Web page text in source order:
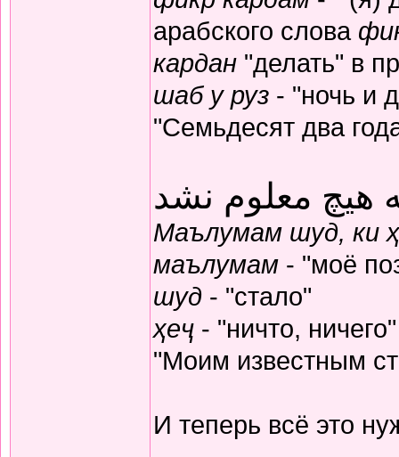
арабского слова
кардан "делать" в
шаб у руз - "ночь и
"Семьдесят два
هیچ معلوم نشد
Маълумам шуд, ки
маълумам - "моё
шуд - "стало"
ҳеҷ - "ничто, ничего"
"Моим известным
И теперь всё это